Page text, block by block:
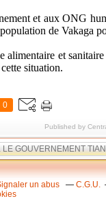
et aux ONG
de Vakaga
et
situation.
0
Published by
LE GOUVERNEMENT
un abus C.G.U.